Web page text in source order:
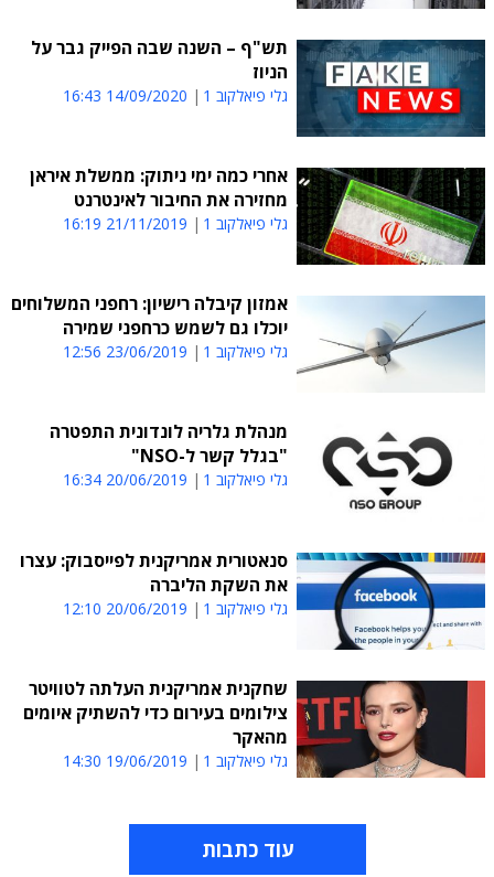
תש"ף – השנה שבה הפייק גבר על
הניוז
גלי פיאלקוב 1 14/09/2020 16:43
אחרי כמה ימי ניתוק: ממשלת איראן
מחזירה את החיבור לאינטרנט
גלי פיאלקוב 1 21/11/2019 16:19
אמזון קיבלה רישיון: רחפני המשלוחים
יוכלו גם לשמש כרחפני שמירה
גלי פיאלקוב 1 23/06/2019 12:56
מנהלת גלריה לונדונית התפטרה
"בגלל קשר ל-NSO"
גלי פיאלקוב 1 20/06/2019 16:34
סנאטורית אמריקנית לפייסבוק: עצרו
את השקת הליברה
גלי פיאלקוב 1 20/06/2019 12:10
שחקנית אמריקנית העלתה לטוויטר
צילומים בעירום כדי להשתיק איומים
מהאקר
גלי פיאלקוב 1 19/06/2019 14:30
עוד כתבות